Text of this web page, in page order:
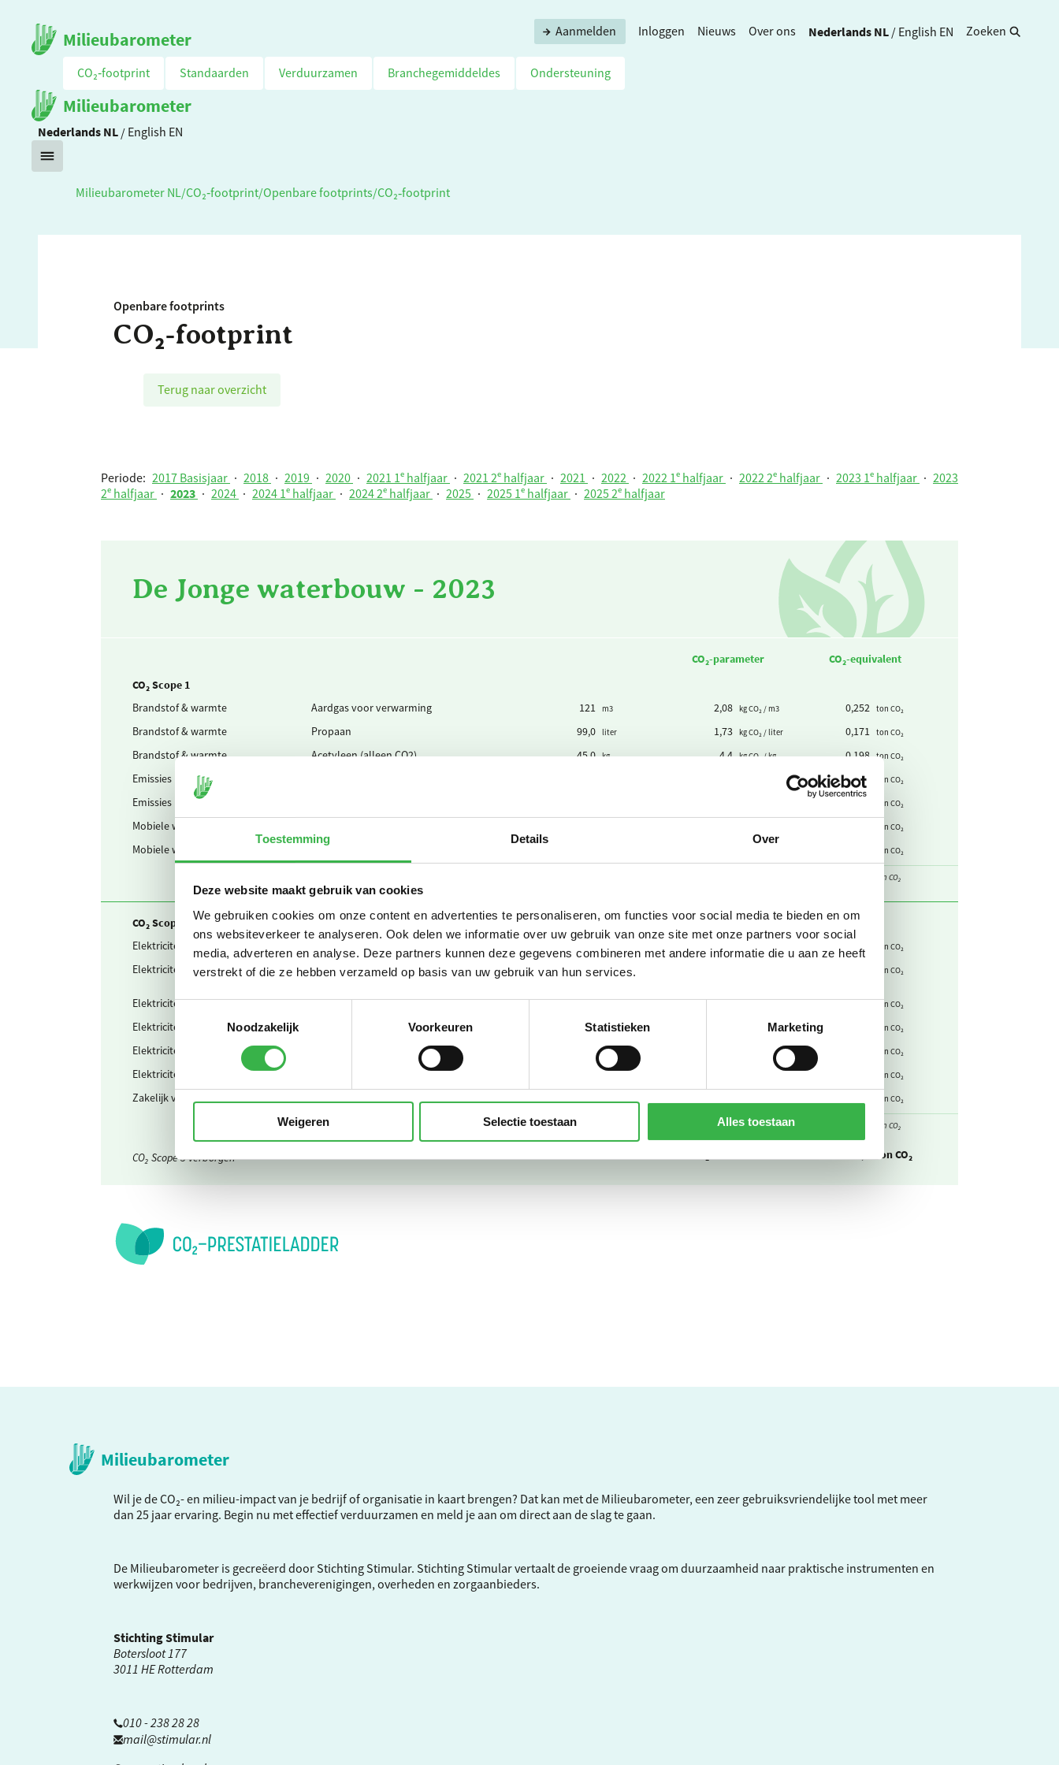
Toestemming Details Over
Deze website maakt gebruik van cookies
We gebruiken cookies om onze content en advertenties te personaliseren, om functies voor social media te bieden en om
ons websiteverkeer te analyseren. Ook delen we informatie over uw gebruik van onze site met onze partners voor social
media, adverteren en analyse. Deze partners kunnen deze gegevens combineren met andere informatie die u aan ze heeft
verstrekt of die ze hebben verzameld op basis van uw gebruik van hun services.
Toestemmingsselectie
Noodzakelijk
Voorkeuren Statistieken Marketing
Weigeren Selectie toestaan Alles toestaan
Milieubarometer Aanmelden Inloggen Nieuws Over ons Nederlands NL / English EN Zoeken
CO₂‑footprint Standaarden Verduurzamen Branchegemiddeldes Ondersteuning
Milieubarometer
Nederlands NL / English EN
Milieubarometer NL /CO₂‑footprint/Openbare footprints/CO₂‑footprint
Openbare footprints
CO₂‑footprint
Terug naar overzicht
Periode: 2017 Basisjaar · 2018 · 2019 · 2020 · 2021 1ᵉ halfjaar · 2021 2ᵉ halfjaar · 2021 · 2022 · 2022 1ᵉ halfjaar · 2022 2ᵉ halfjaar · 2023 1ᵉ halfjaar · 2023
2ᵉ halfjaar · 2023 · 2024 · 2024 1ᵉ halfjaar · 2024 2ᵉ halfjaar · 2025 · 2025 1ᵉ halfjaar · 2025 2ᵉ halfjaar
De Jonge waterbouw - 2023
CO₂-parameter
CO₂-equivalent
CO₂ Scope 1
Brandstof & warmte
Aardgas voor verwarming 121 m3 2,08 kg CO₂ / m3 0,252 ton CO₂
Brandstof & warmte Propaan 99,0 liter 1,73 kg CO₂ / liter 0,171 ton CO₂
Brandstof & warmte Acetyleen (alleen CO2) 45,0 kg 4,4 kg CO₂ / kg 0,198 ton CO₂
Emissies kg CO₂ / liter (200 bar) 0,00394 ton CO₂
Emissies ton CO₂
Mobiele werktuigen ton CO₂
Mobiele werktuigen GTL ton CO₂
ton CO₂
CO₂ Scope 2 en Business travel
Elektriciteit
Zelf opgewekte zonnestroom (PV) 10.787 ton CO₂
Elektriciteit Teruggeleverde stroom (uit PV of Wind) 4.066 teruggeleverde kWh ton CO₂
Elektriciteit Ingekochte elektriciteit 16.402 0,456 7,48 ton CO₂
Elektriciteit Waarvan groene stroom uit biomassa 9.919 kWh kg CO₂ / kWh ton CO₂
Elektriciteit Waarvan groene stroom uit windkracht kWh kg CO₂ / kWh ton CO₂
Elektriciteit Waarvan groene stroom uit zonne-energie ton CO₂
Zakelijk verkeer ton CO₂
Subtotaal ton CO₂
CO₂ Scope 3 verborgen ton CO₂
Milieubarometer
Wil je de CO₂- en milieu-impact van je bedrijf of organisatie in kaart brengen? Dat kan met de Milieubarometer, een zeer gebruiksvriendelijke tool met meer
dan 25 jaar ervaring. Begin nu met effectief verduurzamen en meld je aan om direct aan de slag te gaan.
De Milieubarometer is gecreëerd door Stichting Stimular. Stichting Stimularvertaalt de groeiende vraag om duurzaamheid naar praktische instrumenten en
werkwijzen voor bedrijven, brancheverenigingen, overheden en zorgaanbieders.
Stichting Stimular
Botersloot 177
3011 HE Rotterdam
010 - 238 28 28
mail@stimular.nl